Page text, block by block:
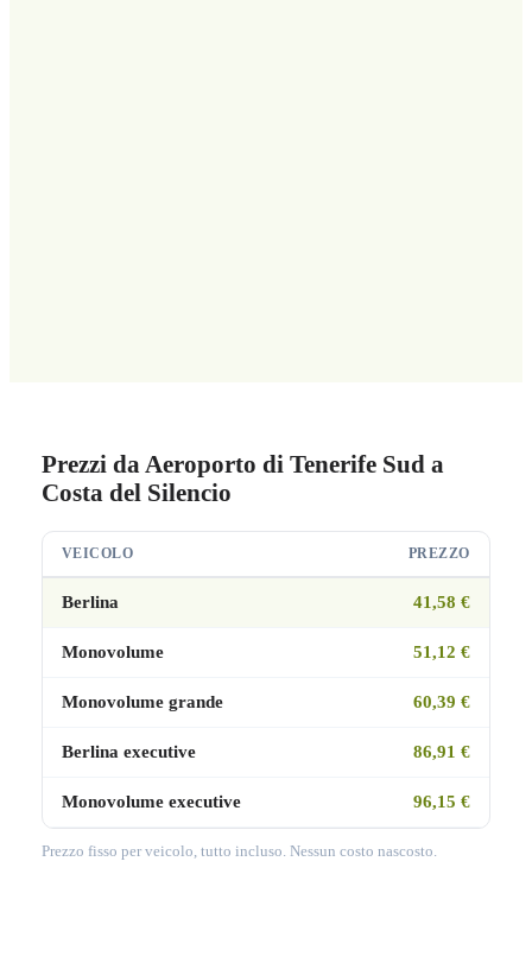
Prezzi da Aeroporto di Tenerife Sud a
Costa del Silencio
VEICOLO PREZZO
Berlina 41,58 €
Monovolume 51,12 €
Monovolume grande 60,39 €
Berlina executive 86,91 €
Monovolume executive 96,15 €
Prezzo fisso per veicolo, tutto incluso. Nessun costo nascosto.